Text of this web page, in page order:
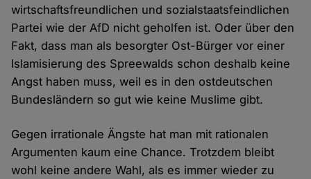
wirtschaftsfreundlichen und sozialstaatsfeindlichen
Partei wie der AfD nicht geholfen ist. Oder über den
Fakt, dass man als besorgter Ost-Bürger vor einer
Islamisierung des Spreewalds schon deshalb keine
Angst haben muss, weil es in den ostdeutschen
Bundesländern so gut wie keine Muslime gibt.
Gegen irrationale Ängste hat man mit rationalen
Argumenten kaum eine Chance. Trotzdem bleibt
wohl keine andere Wahl, als es immer wieder zu